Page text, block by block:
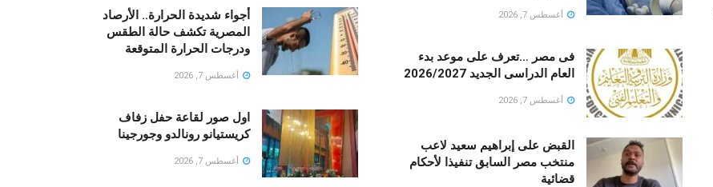
أغسطس 7, 2026
فى مصر …تعرف على موعد بدء
العام الدراسى الجديد 2026/2027
أغسطس 7, 2026
القبض على إبراهيم سعيد لاعب
منتخب مصر السابق تنفيذا لأحكام
قضائية
أجواء شديدة الحرارة.. الأرصاد
المصرية تكشف حالة الطقس
ودرجات الحرارة المتوقعة
أغسطس 7, 2026
اول صور لقاعة حفل زفاف
كريستيانو رونالدو وجورجينا
أغسطس 7, 2026